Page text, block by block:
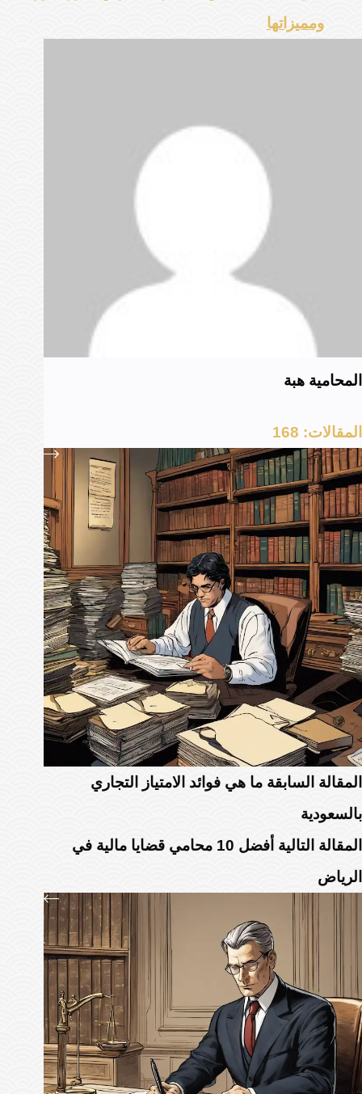
ومميزاتها
المحامية هبة
المقالات: 168
المقالة السابقة ما هي فوائد الامتياز التجاري
بالسعودية
المقالة التالية
أفضل 10 محامي قضايا مالية في
الرياض